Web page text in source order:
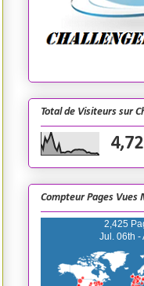
Total de Visiteurs sur
Compteur Pages Vues
2,425
Jul. 06th -